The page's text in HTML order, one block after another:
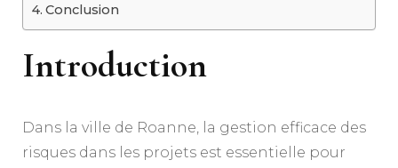
Conclusion
Introduction
Dans la ville de Roanne, la gestion efficace des
risques dans les projets est essentielle pour